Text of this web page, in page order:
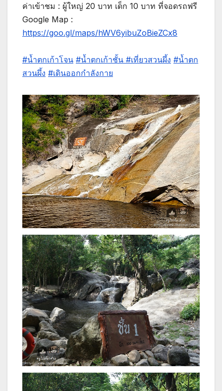
ค่าเข้าชม : ผู้ใหญ่ 20 บาท เด็ก 10 บาท ที่จอดรถฟรี
Google Map :
https://goo.gl/maps/hWV6yibuZoBieZCx8
#น้ำตกเก้าโจน #น้ำตกเก้าชั้น #เที่ยวสวนผึ้ง #น้ำตก
สวนผึ้ง #เดินออกกำลังกาย